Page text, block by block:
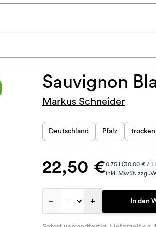
Sauvignon
Markus Schneider
Deutschland Pfalz trocken
22,50 €0.75 l (30.00 € / 1
inkl. MwSt. zzgl.
– + In den